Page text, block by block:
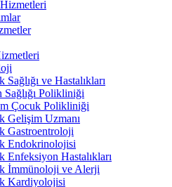
Sağlığı ve Hastalıkları
Sağlığı Polikliniği
Çocuk Polikliniği
Gelişim Uzmanı
Gastroentroloji
Endokrinolojisi
Enfeksiyon Hastalıkları
İmmünoloji ve Alerji
Kardiyolojisi